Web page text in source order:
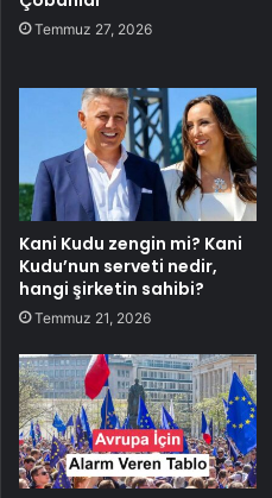
Temmuz 27, 2026
Kani Kudu zengin mi? Kani
Kudu’nun serveti nedir,
hangi şirketin sahibi?
Temmuz 21, 2026